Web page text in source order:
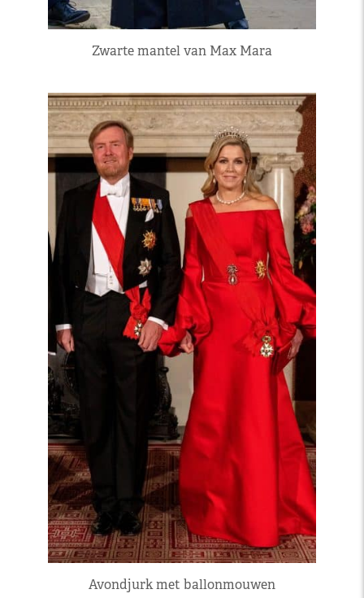
Zwarte mantel van Max Mara
Avondjurk met ballonmouwen